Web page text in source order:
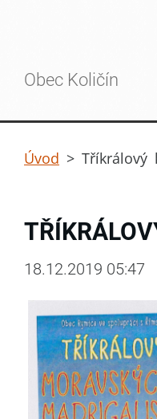
Obec Količín
Úvod > Tříkrálový
18.12.2019 05:47